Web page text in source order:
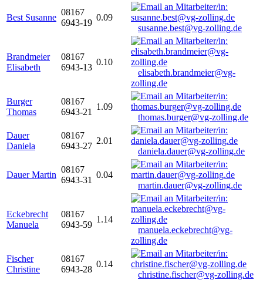
Best Susanne
08167
6943-19
0.09
susanne.best@vg-zolling.de
Brandmeier
Elisabeth
08167
6943-13
0.10
elisabeth.brandmeier@vg-
zolling.de
Burger
Thomas
08167
6943-21
1.09
thomas.burger@vg-zolling.de
Dauer
Daniela
08167
6943-27
2.01
daniela.dauer@vg-zolling.de
Dauer Martin
08167
6943-31
0.04
martin.dauer@vg-zolling.de
Eckebrecht
Manuela
08167
6943-59
1.14
manuela.eckebrecht@vg-
zolling.de
Fischer
Christine
08167
6943-28
0.14
christine.fischer@vg-zolling.de